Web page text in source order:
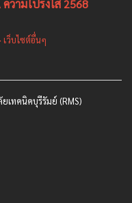
ความโปร่งใส 2568
เว็บไซต์อื่นๆ
เทคนิคบุรีรัมย์ (RMS)